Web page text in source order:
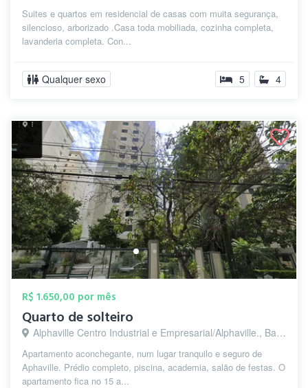
Suites e quartos em residencial de casas com muita segurança,
silencioso, arborizado .Casa toda mobiliada, cozinha completa,
lavanderia completa. Con...
Qualquer sexo 5 4
R$ 1.650,00 por mês
Quarto de solteiro
Alphaville Centro Industrial e Empresarial/Alphaville., Barueri - SP
Apartamento aconchegante, num lugar tranquilo e seguro de
Aphaville. Prédio completo, piscina, academia, salão de festas. O
apartamento fica no 15 a...